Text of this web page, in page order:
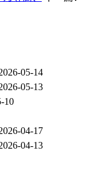
05-14
05-13
10
04-17
04-13